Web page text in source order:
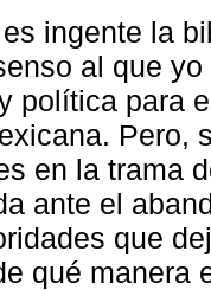
ingente la
al que
política para
Pero,
en la trama
ante el
que
qué manera